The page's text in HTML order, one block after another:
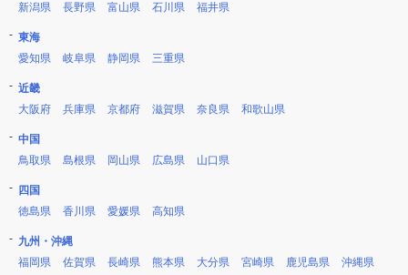
新潟県
長野県 富山県 石川県 福井県
東海
愛知県
岐阜県 静岡県 三重県
近畿
大阪府
兵庫県 京都府 滋賀県 奈良県 和歌山県
中国
鳥取県
島根県 岡山県 広島県 山口県
四国
徳島県
香川県 愛媛県 高知県
九州・沖縄
福岡県
佐賀県 長崎県 熊本県 大分県 宮崎県 鹿児島県 沖縄県